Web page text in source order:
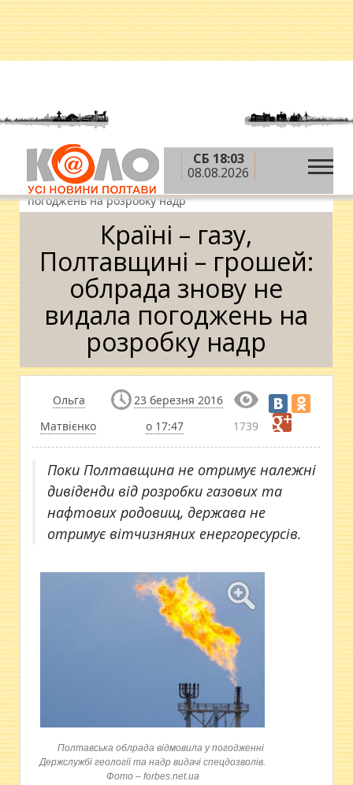
СБ 18:03
08.08.2026
Головна » Новини » Влада »Країні – газу,
Полтавщині – грошей: облрада знову не видала
погоджень на розробку надр
Країні – газу,
Полтавщині – грошей:
облрада знову не
видала погоджень на
розробку надр
Ольга
Матвієнко
23 березня 2016
о 17:47
1739
​Поки Полтавщина не отримує належні
дивіденди від розробки газових та
нафтових родовищ, держава не
отримує вітчизняних енергоресурсів.
Полтавська облрада відмовила у погодженні
Держслужбі геології та надр видачі спецдозволів.
Фото – forbes.net.ua